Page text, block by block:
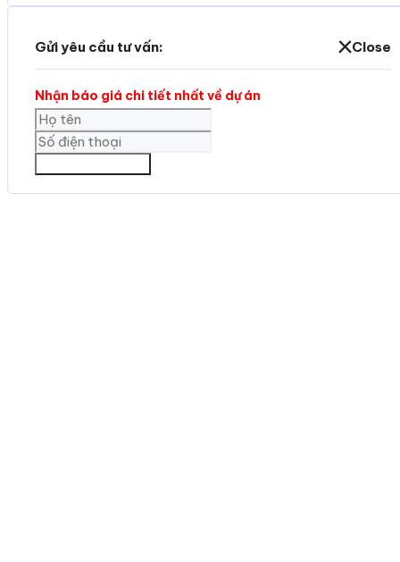
Gửi yêu cầu tư vấn: Close
Nhận báo giá chi tiết nhất về dự án